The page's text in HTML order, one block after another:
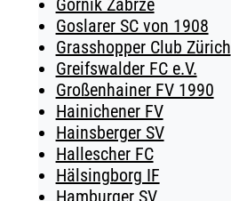
Gornik Zabrze
Goslarer SC von 1908
Grasshopper Club Zürich
Greifswalder FC e.V.
Großenhainer FV 1990
Hainichener FV
Hainsberger SV
Hallescher FC
Hälsingborg IF
Hamburger SV